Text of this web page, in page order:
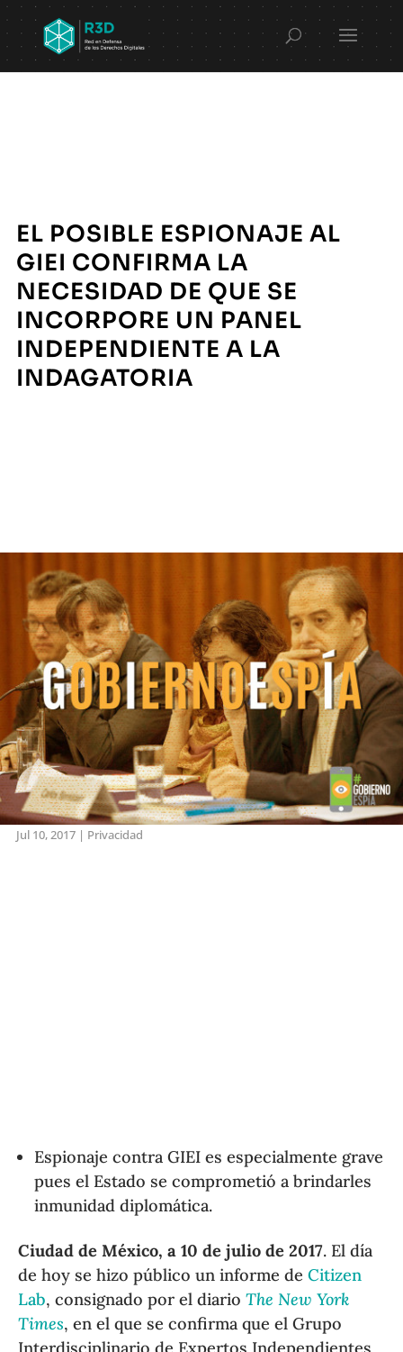
EL POSIBLE ESPIONAJE AL
GIEI CONFIRMA LA
NECESIDAD DE QUE SE
INCORPORE UN PANEL
INDEPENDIENTE A LA
INDAGATORIA
Jul 10, 2017| Privacidad
Espionaje contra GIEI es especialmente grave
pues el Estado se comprometió a brindarles
inmunidad diplomática.
Ciudad de México, a 10 de julio de 2017. El día
de hoy se hizo público un informe deCitizen
Lab, consignado por el diario The New York
Times, en el que se confirma que el Grupo
Interdisciplinario de Expertos Independientes